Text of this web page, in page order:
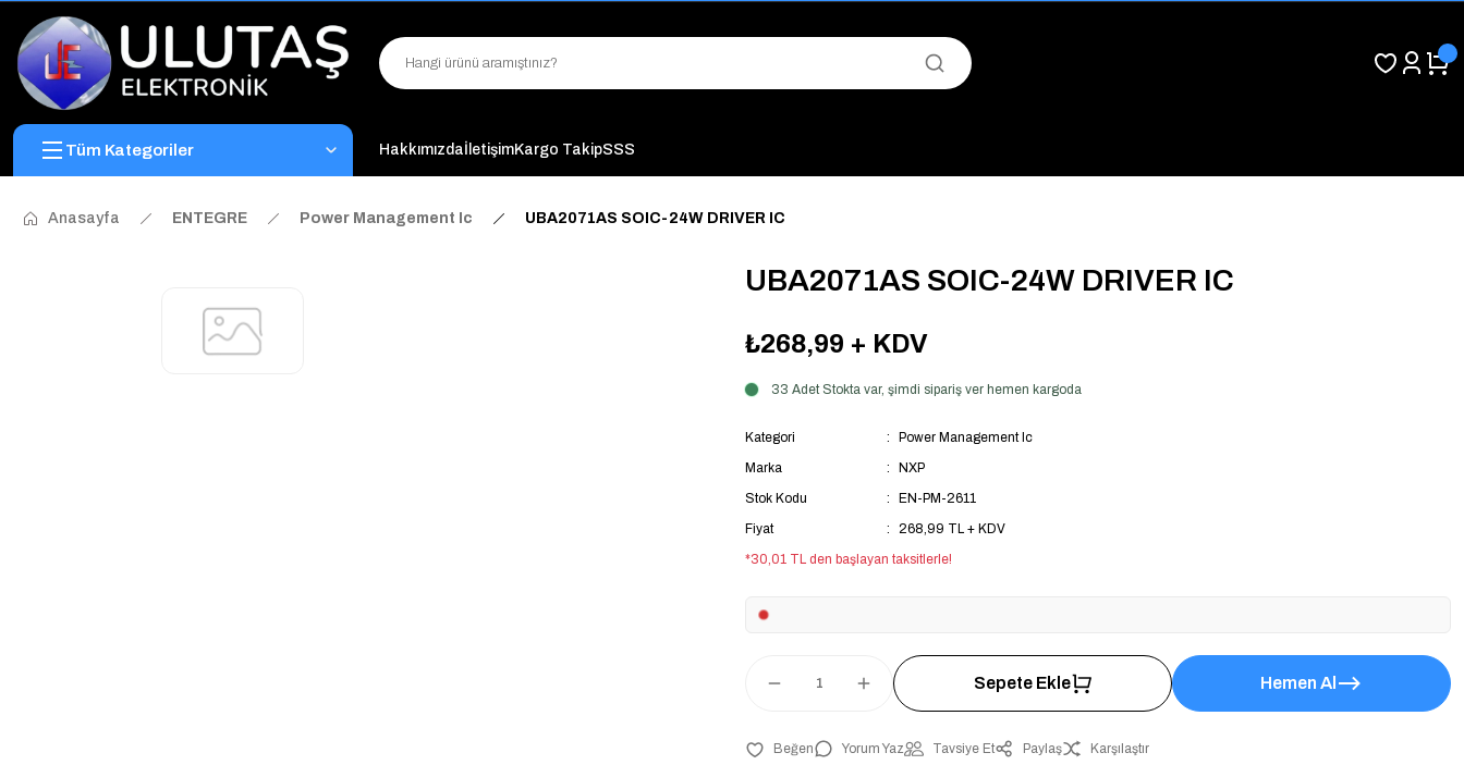
"Binlerce Ürün Çeşitliliği ile Stoktan Hemen Teslim."
"Toptan Fiyatına Perakende Satış Avantajını Kaçırmayın!"
Tüm Kategoriler HakkımızdaİletişimKargo TakipSSS
Anasayfa ENTEGRE Power Management Ic UBA2071AS SOIC-24W DRIVER IC
UBA2071AS SOIC-24W DRIVER IC
₺268,99 + KDV
33 Adet Stokta var, şimdi sipariş ver hemen kargoda
Kategori
Power Management Ic
Marka
NXP
Stok Kodu
EN-PM-2611
Fiyat
268,99 TL + KDV
*30,01 TL den başlayan taksitlerle!
Sepete Ekle Hemen Al
Yorum Yaz Tavsiye Et Paylaş Karşılaştır